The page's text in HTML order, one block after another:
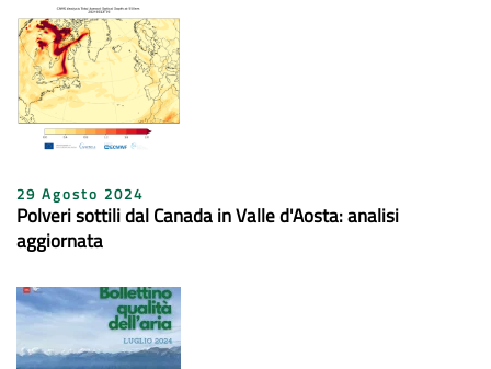
29 Agosto 2024
Polveri sottili dal Canada in Valle d'Aosta: analisi
aggiornata